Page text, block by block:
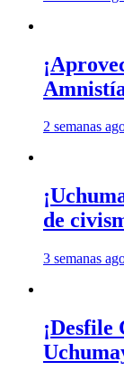
2 semanas
de
3 semanas